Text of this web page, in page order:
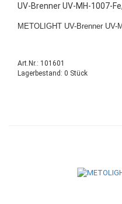
UV-Brenner UV-MH-1007-
METOLIGHT UV-Brenner UV-
Art.Nr.: 101601
Lagerbestand: 0 Stück